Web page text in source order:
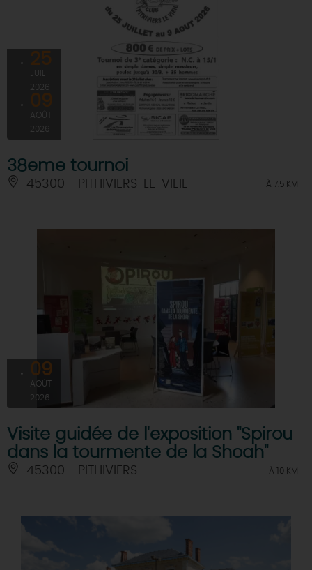
25
2026
09
AOÛT
2026
38eme tournoi
45300 - PITHIVIERS-LE-VIEIL À 7.5 KM
09
AOÛT
2026
Visite guidée de l'exposition "Spirou
dans la tourmente de la Shoah"
45300 - PITHIVIERS À 10 KM